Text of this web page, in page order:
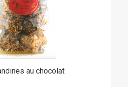
au chocolat